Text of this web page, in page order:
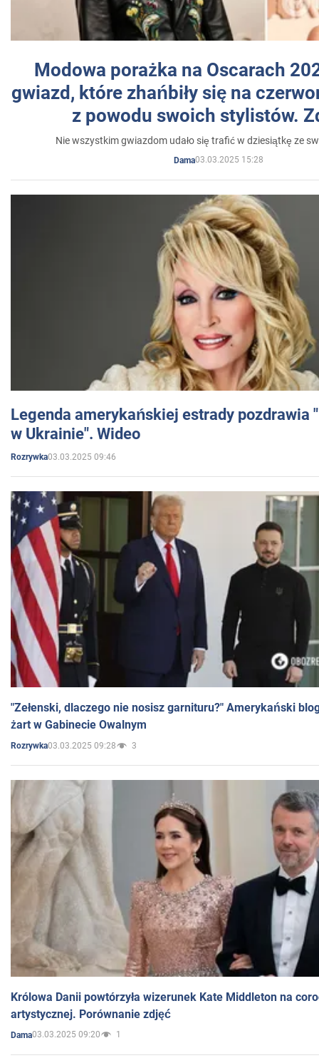
Modowa porażka na Oscarach
gwiazd, które zhańbiły się na
z powodu swoich stylistów.
Nie wszystkim gwiazdom udało się trafić w dziesiątkę ze
Dama03.03.2025 15:28
Legenda amerykańskiej estrady pozdrawia
w Ukrainie". Wideo
Rozrywka03.03.2025 09:46
"Zełenski, dlaczego nie nosisz garnituru?" Amerykański
żart w Gabinecie Owalnym
Rozrywka03.03.2025 09:28 3
Królowa Danii powtórzyła wizerunek Kate Middleton na
artystycznej. Porównanie zdjęć
Dama03.03.2025 09:20 1